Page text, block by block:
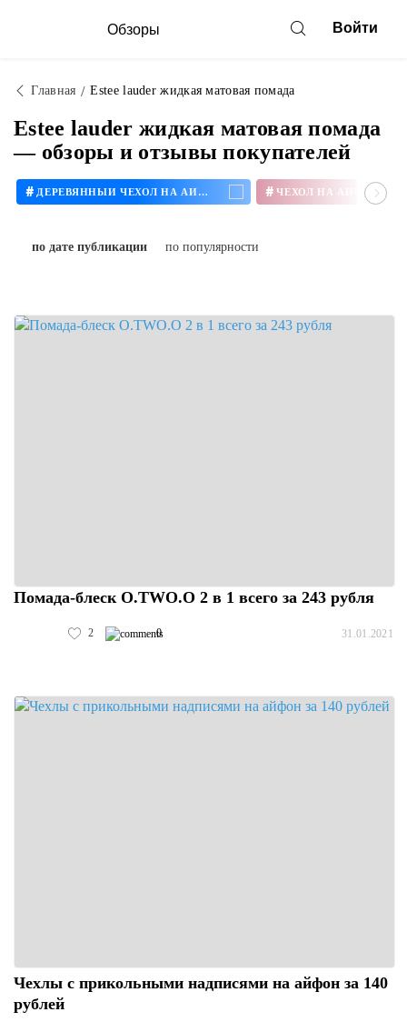
Обзоры Войти
Главная Estee lauder жидкая матовая помада
Estee lauder жидкая матовая помада
— обзоры и отзывы покупателей
# ДЕРЕВЯННЫЙ ЧЕХОЛ НА АЙФОН # ЧЕХОЛ НА АЙФОН 11
по дате публикации по популярности
Помада-блеск O.TWO.O 2 в 1 всего за 243 рубля
2 0 31.01.2021
Чехлы с прикольными надписями на айфон за 140
рублей